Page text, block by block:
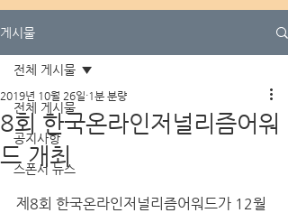
게시물
전체 게시물
공지사항
스폰서 뉴스
전체 게시물
8회 한국온라인저널리즘어워
드 개최
2019년 10월 26일 1분 분량
제8회 한국온라인저널리즘어워드가 12월